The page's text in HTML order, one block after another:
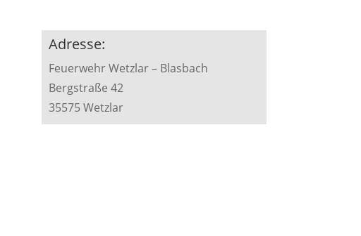
Adresse:
Feuerwehr Wetzlar – Blasbach
Bergstraße 42
35575 Wetzlar